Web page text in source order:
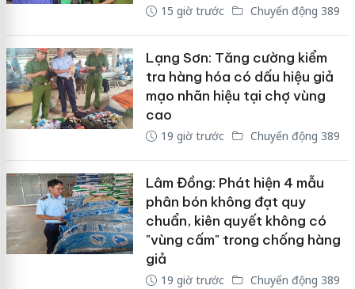
15 giờ trước Chuyển động 389
Lạng Sơn: Tăng cường kiểm
tra hàng hóa có dấu hiệu giả
mạo nhãn hiệu tại chợ vùng
cao
19 giờ trước Chuyển động 389
Lâm Đồng: Phát hiện 4 mẫu
phân bón không đạt quy
chuẩn, kiên quyết không có
"vùng cấm" trong chống hàng
giả
19 giờ trước Chuyển động 389